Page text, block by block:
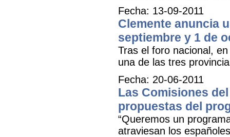
Fecha: 13-09-2011
Clemente anuncia
septiembre y 1 de
Tras el foro nacional,
una de las tres
Fecha: 20-06-2011
Las Comisiones
propuestas del
“Queremos un
atraviesan los